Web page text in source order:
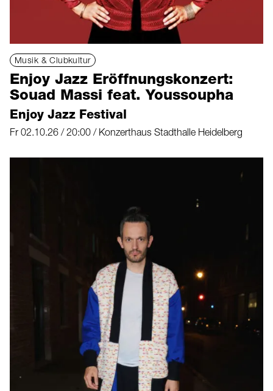
Musik & Clubkultur
Enjoy Jazz Eröffnungskonzert:
Souad Massi feat. Youssoupha
Enjoy Jazz Festival
Fr 02.10.26 / 20:00 / Konzerthaus Stadthalle Heidelberg